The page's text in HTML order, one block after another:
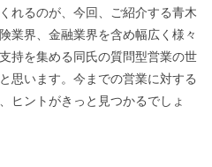
れるのが、今回、ご紹介する青木
業界、金融業界を含め幅広く様々
持を集める同氏の質問型営業の世
思います。今までの営業に対する
ヒントがきっと見つかるでしょ